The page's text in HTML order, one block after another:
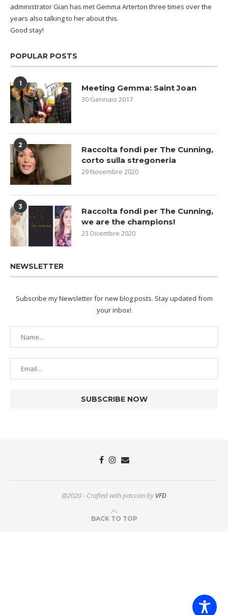
administrator Gian has met Gemma Arterton three times over the
years also talking to her about this.
Good stay!
POPULAR POSTS
1 Meeting Gemma: Saint Joan
30 Gennaio 2017
2
Raccolta fondi per The Cunning,
corto sulla stregoneria
29 Novembre 2020
3
Raccolta fondi per The Cunning,
we are the champions!
23 Dicembre 2020
NEWSLETTER
Subscribe my Newsletter for new blog posts. Stay updated from
your inbox!
@2020 - Crafted with passion byVFD
BACK TO TOP